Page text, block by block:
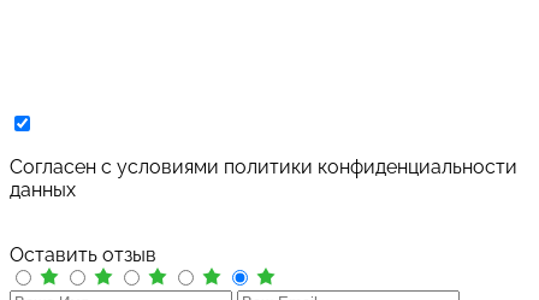
Cогласен с условиями политики конфиденциальности
данных
Оставить отзыв